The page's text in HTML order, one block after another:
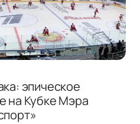
эпическое
на Кубке Мэра